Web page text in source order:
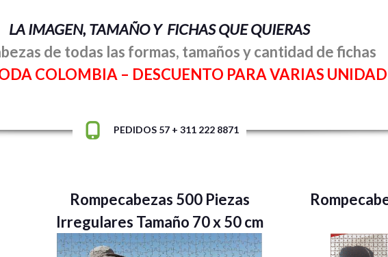
LA IMAGEN, TAMAÑO Y FICHAS QUE QUIERAS
de todas las formas, tamaños y cantidad de fichas
COLOMBIA – DESCUENTO PARA VARIAS
PEDIDOS 57 + 311 222 8871
Rompecabezas 500 Piezas
Irregulares Tamaño 70 x 50 cm